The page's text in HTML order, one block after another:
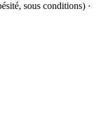
sous conditions) ·